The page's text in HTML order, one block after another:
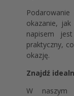
okazanie,
napisem
praktyczny,
okazję.
Znajdź
W naszym